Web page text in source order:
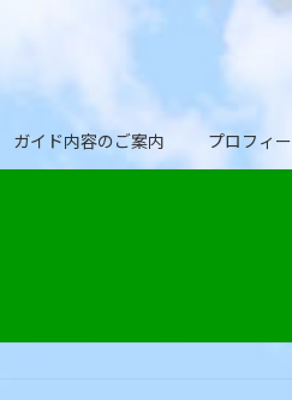
ガイド内容のご案内 プロフィ